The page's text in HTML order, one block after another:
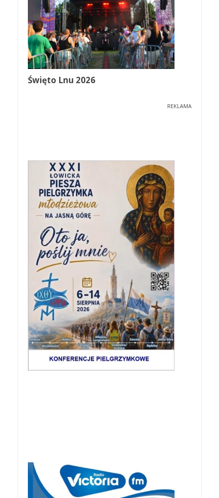
Święto Lnu 2026
REKLAMA